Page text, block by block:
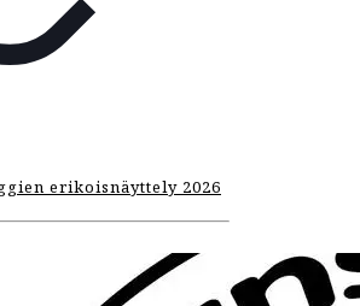
erikoisnäyttely 2026